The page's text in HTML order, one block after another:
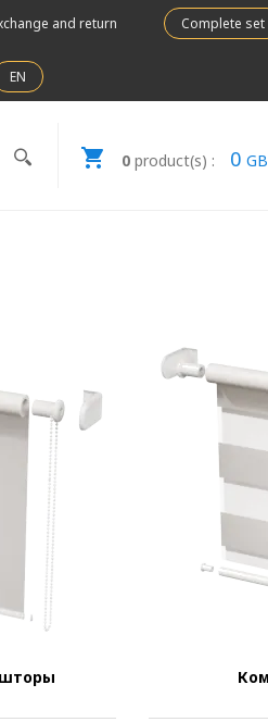
and return Complete set
EN
0product(s) : 0